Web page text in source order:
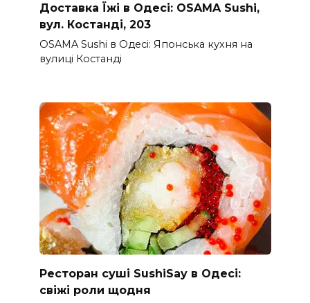
Доставка Їжі в Одесі: OSAMA Sushi,
вул. Костанді, 203
OSAMA Sushi в Одесі: Японська кухня на
вулиці Костанді
Ресторан суші SushiSay в Одесі:
свіжі роли щодня